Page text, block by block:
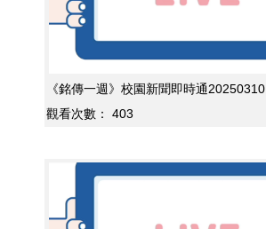
《銘傳一週》校園新聞即時通20250310
觀看次數：
403